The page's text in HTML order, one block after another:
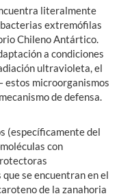
literalmente
extremófilas
Chileno Antártico.
a condiciones
ultravioleta, el
microorganismos
de defensa.
(específicamente del
con
se encuentran en el
de la zanahoria